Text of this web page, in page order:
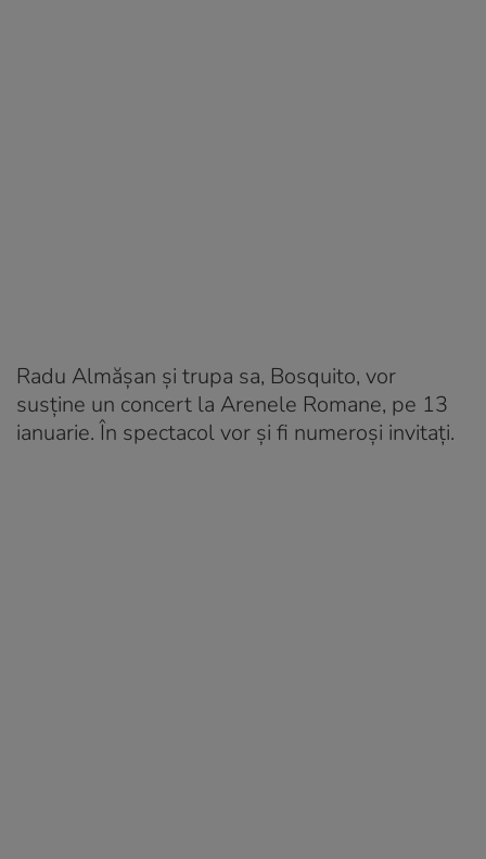
Radu Almășan și trupa sa, Bosquito, vor
susține un concert la Arenele Romane, pe 13
ianuarie. În spectacol vor și fi numeroși invitați.